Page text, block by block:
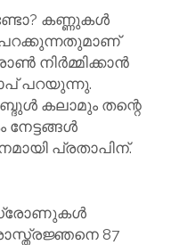
കണ്ണുകൾ
നിർമ്മിക്കാൻ
പറയുന്നു.
കലാമും തന്റെ
നേട്ടങ്ങൾ
പ്രതാപിന്.
ഡ്രോണുകൾ
87